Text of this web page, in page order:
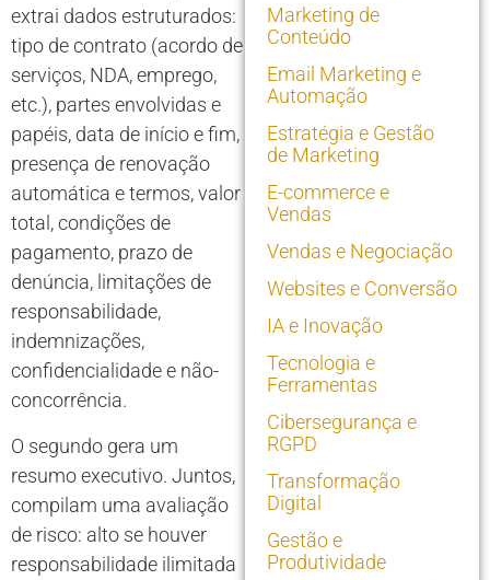
extrai dados estruturados:
tipo de contrato (acordo de
serviços, NDA, emprego,
etc.), partes envolvidas e
papéis, data de início e fim,
presença de renovação
automática e termos, valor
total, condições de
pagamento, prazo de
denúncia, limitações de
responsabilidade,
indemnizações,
confidencialidade e não-
concorrência.
O segundo gera um
resumo executivo. Juntos,
compilam uma avaliação
de risco: alto se houver
responsabilidade ilimitada
Marketing de
Conteúdo
Email Marketing e
Automação
Estratégia e Gestão
de Marketing
E-commerce e
Vendas
Vendas e Negociação
Websites e Conversão
IA e Inovação
Tecnologia e
Ferramentas
Cibersegurança e
RGPD
Transformação
Digital
Gestão e
Produtividade